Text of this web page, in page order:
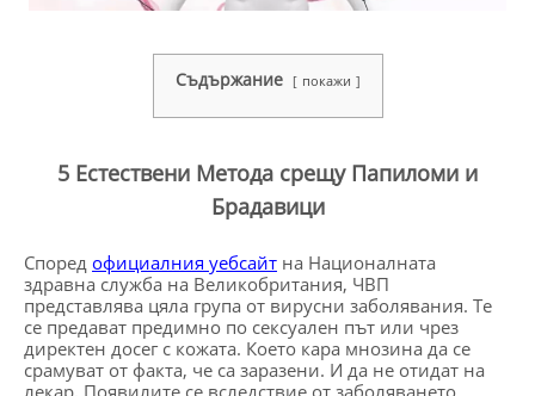
Съдържание покажи
5 Естествени Метода срещу Папиломи и
Брадавици
Според официалния уебсайт на Националната
здравна служба на Великобритания, ЧВП
представлява цяла група от вирусни заболявания. Те
се предават предимно по сексуален път или чрез
директен досег с кожата. Което кара мнозина да се
срамуват от факта, че са заразени. И да не отидат на